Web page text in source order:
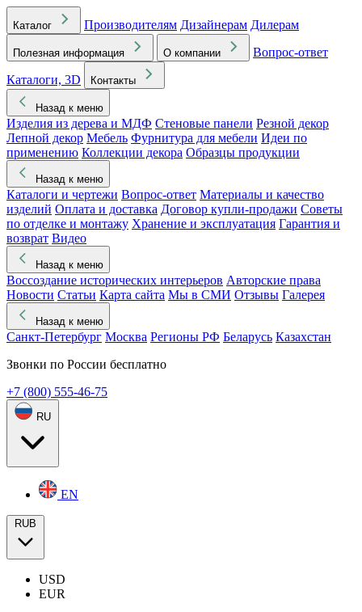
Каталог Производителям Дизайнерам Дилерам
Полезная информация О компании
Вопрос-ответ
Каталоги, 3D
Контакты
Назад к меню
Изделия из дерева и МДФ Стеновые панели Резной декор
Лепной декор Мебель Фурнитура для мебели Идеи по
применению Коллекции декора Образцы продукции
Назад к меню
Каталоги и чертежи Вопрос-ответ Материалы и качество
изделий Оплата и доставка Договор купли-продажи Советы
по отделке и монтажу Хранение и эксплуатация Гарантия и
возврат Видео
Назад к меню
Воссоздание исторических интерьеров Авторские права
Новости Статьи Карта сайта Мы в СМИ Отзывы Галерея
Назад к меню
Санкт-Петербург Москва Регионы РФ Беларусь Казахстан
Звонки по России бесплатно
+7 (800) 555-46-75
RU
EN
RUB
USD
EUR